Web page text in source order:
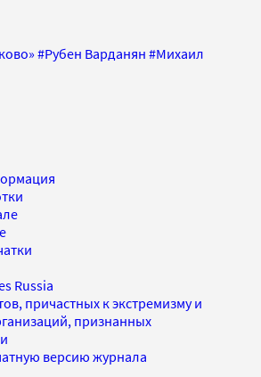
#Рубен Варданян #Михаил
Russia
причастных к экстремизму и
признанных
версию журнала